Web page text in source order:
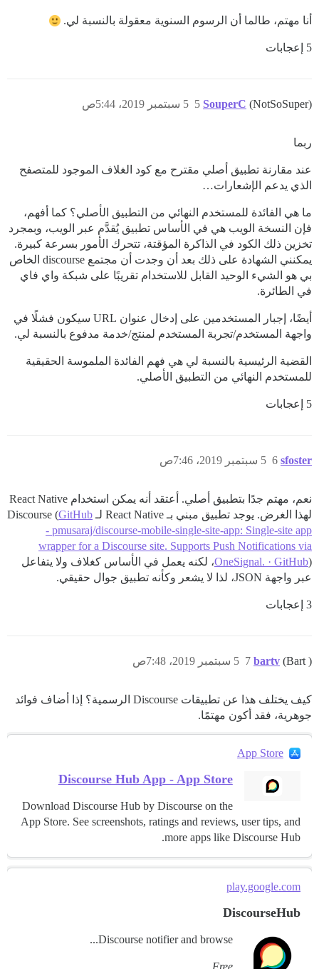
أنا مهتم، طالما أن الرسوم السنوية معقولة بالنسبة لي.
5 إعجابات
SouperC (NotSoSuper) 5 سبتمبر 2019، 5:44ص 5
ربما
عند مقارنة تطبيق أصلي مقترح مع كود الغلاف الموجود للمتصفح
الذي يدعم الإشعارات…
ما هي الفائدة للمستخدم النهائي من التطبيق الأصلي؟ كما أفهم،
فإن النسخة الويب هي في الأساس تطبيق يُقدَّم عبر الويب، وبمجرد
تخزين ذلك الكود في الذاكرة المؤقتة، تتحرك الأمور بسرعة كبيرة.
يمكنني الشهادة على ذلك بعد أن وجدت أن مجتمع discourse الخاص
بي هو الشيء الوحيد القابل للاستخدام تقريبًا على شبكة واي فاي
في الطائرة.
أيضًا، إجبار المستخدمين على إدخال عنوان URL سيكون فشلًا في
واجهة المستخدم/تجربة المستخدم لمنتج/خدمة مدفوع بالنسبة لي.
القضية الرئيسية بالنسبة لي هي فهم الفائدة الملموسة الحقيقية
للمستخدم النهائي من التطبيق الأصلي.
5 إعجابات
sfoster 5 سبتمبر 2019، 7:46ص 6
نعم، مهتم جدًا بتطبيق أصلي. أعتقد أنه يمكن استخدام React Native
لهذا الغرض. يوجد تطبيق مبني بـ React Native لـ Discourse (
GitHub
- pmusaraj/discourse-mobile-single-site-app: Single-site app
wrapper for a Discourse site. Supports Push Notifications via
OneSignal. · GitHub)، لكنه يعمل في الأساس كغلاف ولا يتفاعل
عبر واجهة JSON، لذا لا يشعر وكأنه تطبيق جوال حقيقي.
3 إعجابات
bartv (Bart ) 5 سبتمبر 2019، 7:48ص 7
كيف يختلف هذا عن تطبيقات Discourse الرسمية؟ إذا أضاف فوائد
جوهرية، فقد أكون مهتمًا.
App Store
Discourse Hub App - App Store
Download Discourse Hub by Discourse on the
App Store. See screenshots, ratings and reviews, user tips, and
more apps like Discourse Hub.
play.google.com
DiscourseHub
Discourse notifier and browse...
Free